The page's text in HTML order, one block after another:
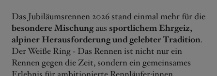
Das Jubiläumsrennen 2026 stand einmal mehr für die
besondere Mischungaus sportlichem Ehrgeiz,
alpiner Herausforderung und gelebter Tradition.
Der Weiße Ring - Das Rennen ist nicht nur ein
Rennen gegen die Zeit, sondern ein gemeinsames